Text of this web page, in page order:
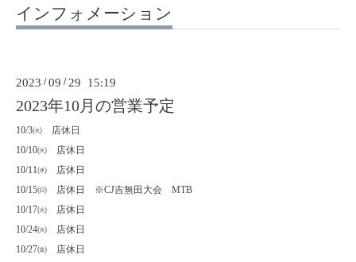
インフォメーション
2023 /09 / 29 15:19
2023年10月の営業予定
10/3㈫ 店休日
10/10㈫ 店休日
10/11㈬ 店休日
10/15㈰ 店休日 ※CJ吉無田大会 MTB
10/17㈫ 店休日
10/24㈫ 店休日
10/27㈮ 店休日